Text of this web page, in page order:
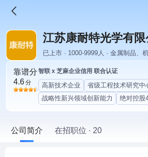
江苏康耐特光学有限
已上市 · 1000-9999人 · 金属制品、
靠谱分
4.6分
智联 x 芝麻企业信用 联合认证
高新技术企业
省级工程技术研究中
战略性新兴领域创新能力
绝对控股
公司简介 在招职位 · 20